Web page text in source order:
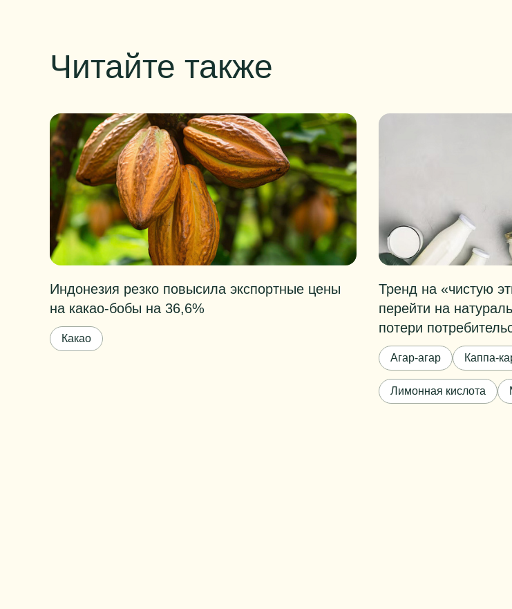
Читайте также
Индонезия резко повысила экспортные цены
на какао-бобы на 36,6%
Какао
Тренд на «чистую
перейти на
потери
Агар-агар Каппа-
Лимонная кислота